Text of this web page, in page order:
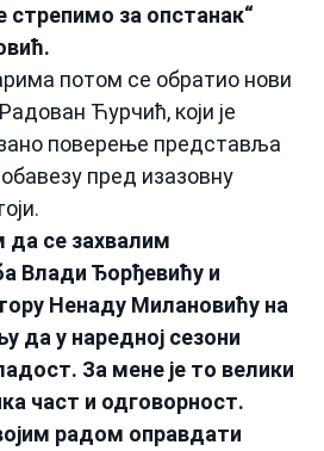
стрепимо за опстанак“
потом се обратио нови
Ћурчић, који је
поверење представља
пред изазовну
да се захвалим
Влади Ђорђевићу и
Ненаду Милановићу на
да у наредној сезони
За мене је то велики
част и одговорност.
радом оправдати